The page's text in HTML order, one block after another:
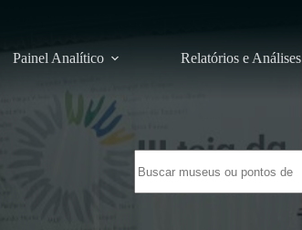
Painel Analítico Relatórios e Análises
resultados